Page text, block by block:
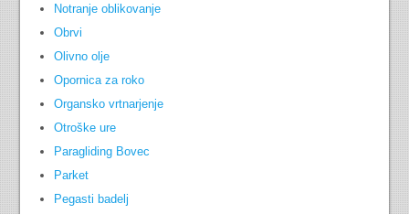
Notranje oblikovanje
Obrvi
Olivno olje
Opornica za roko
Organsko vrtnarjenje
Otroške ure
Paragliding Bovec
Parket
Pegasti badelj